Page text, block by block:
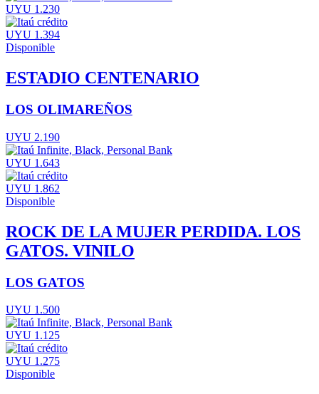
UYU 1.230
UYU 1.394
Disponible
ESTADIO CENTENARIO
LOS OLIMAREÑOS
UYU 2.190
UYU 1.643
UYU 1.862
Disponible
ROCK DE LA MUJER PERDIDA. LOS
GATOS. VINILO
LOS GATOS
UYU 1.500
UYU 1.125
UYU 1.275
Disponible